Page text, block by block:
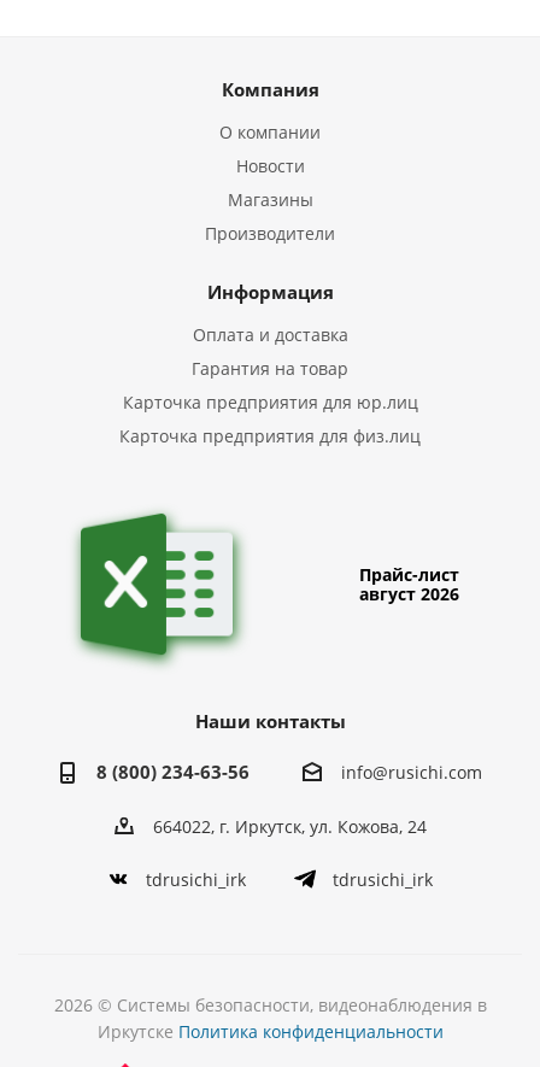
Компания
О компании
Новости
Магазины
Производители
Информация
Оплата и доставка
Гарантия на товар
Карточка предприятия для юр.лиц
Карточка предприятия для физ.лиц
Прайс-лист
август 2026
Наши контакты
8 (800) 234-63-56 info@rusichi.com
664022, г. Иркутск, ул. Кожова, 24
tdrusichi_irk tdrusichi_irk
2026 © Системы безопасности, видеонаблюдения в
Иркутске Политика конфиденциальности